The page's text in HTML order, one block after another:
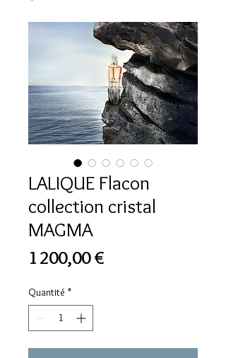
LALIQUE Flacon
collection cristal
MAGMA
1 200,00 €
Quantité *